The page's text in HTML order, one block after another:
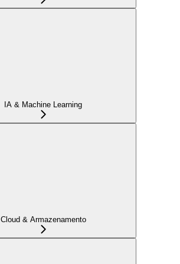
IA & Machine Learning
Cloud & Armazenamento